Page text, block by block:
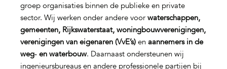
groep organisaties binnen de publieke en private
sector. Wij werken onder andere voor waterschappen,
gemeenten, Rijkswaterstaat, woningbouwverenigingen,
verenigingen van eigenaren (VvE’s)en aannemers in de
weg‑ en waterbouw. Daarnaast ondersteunen wij
ingenieursbureaus en andere professionele partijen bij